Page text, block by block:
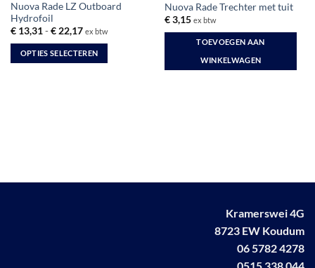
Nuova Rade LZ Outboard
Hydrofoil
€13,31 - €22,17Prijsklasse:
tot
€ 22,17
ex btw
OPTIES SELECTEREN
Nuova Rade Trechter met tuit
€3,15 ex btw
TOEVOEGEN AAN
WINKELWAGEN
Kramerswei 4G
8723 EW Koudum
06 5782 4278